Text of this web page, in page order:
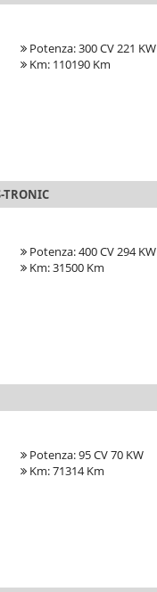
Potenza: 300 CV 221 KW
Km: 110190 Km
TRONIC
Potenza: 400 CV 294 KW
Km: 31500 Km
Potenza: 95 CV 70 KW
Km: 71314 Km